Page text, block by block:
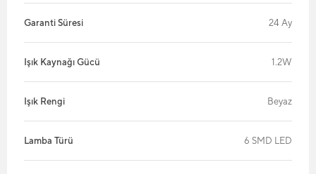
Garanti Süresi 24 Ay
Işık Kaynağı Gücü 1.2W
Işık Rengi Beyaz
Lamba Türü 6 SMD LED